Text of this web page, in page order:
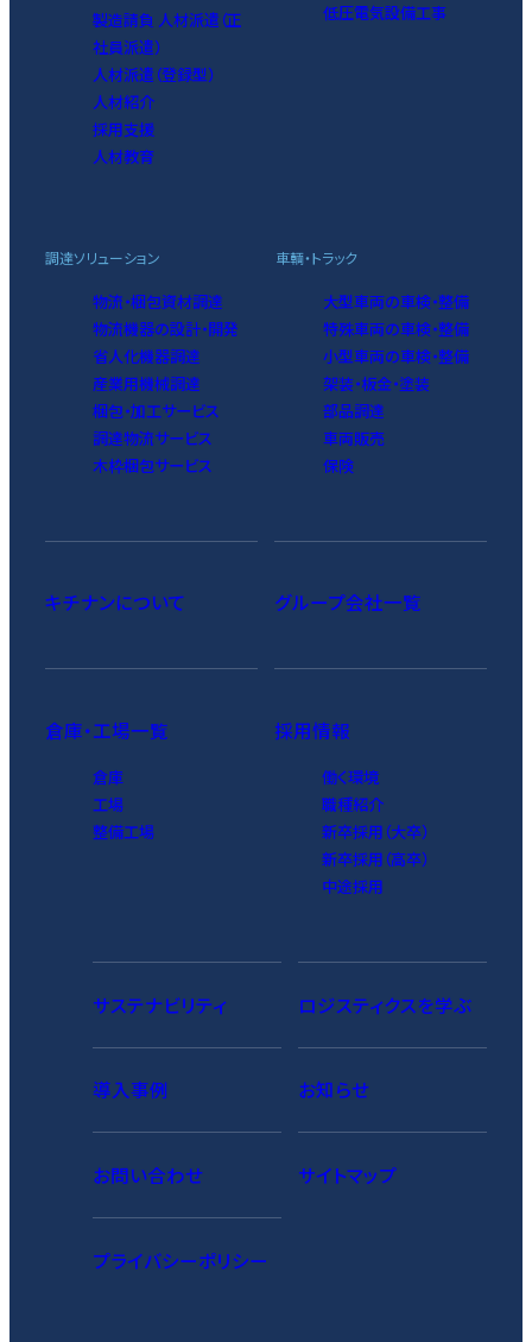
製造請負 人材派遣（正
社員派遣）
人材派遣（登録型）
人材紹介
採用支援
人材教育
低圧電気設備工事
調達ソリューション
物流・梱包資材調達
物流機器の設計・開発
省人化機器調達
産業用機械調達
梱包・加工サービス
調達物流サービス
木枠梱包サービス
車輌・トラック
大型車両の車検・整備
特殊車両の車検・整備
小型車両の車検・整備
架装・板金・塗装
部品調達
車両販売
保険
キチナンについて
倉庫・工場一覧
倉庫
工場
整備工場
グループ会社一覧
採用情報
働く環境
職種紹介
新卒採用（大卒）
新卒採用（高卒）
中途採用
サステナビリティ ロジスティクスを学ぶ
導入事例 お知らせ
お問い合わせ サイトマップ
プライバシーポリシー